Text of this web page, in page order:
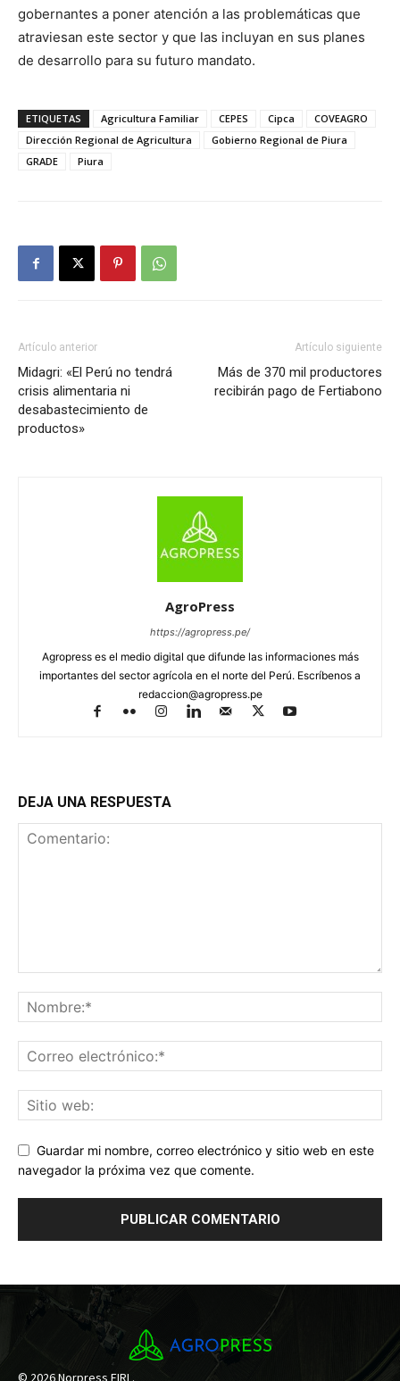
gobernantes a poner atención a las problemáticas que
atraviesan este sector y que las incluyan en sus planes
de desarrollo para su futuro mandato.
ETIQUETAS Agricultura Familiar CEPES Cipca
COVEAGRO
Dirección Regional de Agricultura
Gobierno Regional de Piura
GRADE
Piura
Artículo anterior
Midagri: «El Perú no tendrá
crisis alimentaria ni
desabastecimiento de
productos»
Artículo siguiente
Más de 370 mil productores
recibirán pago de Fertiabono
AgroPress
https://agropress.pe/
Agropress es el medio digital que difunde las informaciones más
importantes del sector agrícola en el norte del Perú. Escríbenos a
redaccion@agropress.pe
DEJA UNA RESPUESTA
Guardar mi nombre, correo electrónico y sitio web en este
navegador la próxima vez que comente.
© 2026 Norpress EIRL.